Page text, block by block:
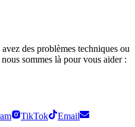
des problèmes techniques ou
sommes là pour vous aider :
TikTok Email